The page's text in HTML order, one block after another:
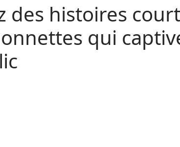
des histoires
qui